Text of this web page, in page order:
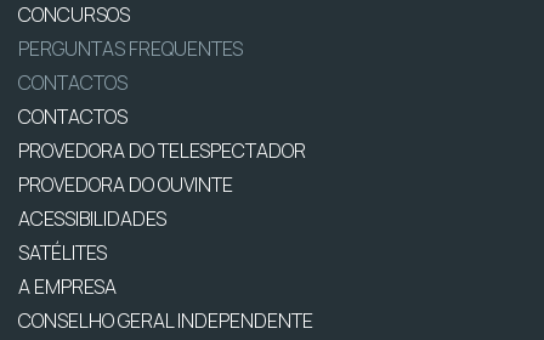
CONCURSOS
PERGUNTAS FREQUENTES
CONTACTOS
CONTACTOS
PROVEDORA DO TELESPECTADOR
PROVEDORA DO OUVINTE
ACESSIBILIDADES
SATÉLITES
A EMPRESA
CONSELHO GERAL INDEPENDENTE